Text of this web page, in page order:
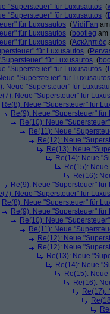
"Supersteuer" für Luxusautos (
"Supersteuer" für Luxusautos (
für Luxusautos (MidiFan
für Luxusautos (bootleg am
für Luxusautos (Ἀσκληπιός
für Luxusautos (
für Luxusautos (
"Supersteuer" für Luxusautos (
"Supersteuer" für Luxusautos
Neue "Supersteuer" für
Neue "Supersteuer" für
Re(8): Neue "Supersteuer" für
Re(9): Neue "Supersteuer" für
Re(10): Neue
Re(11): Neue
Re(12): Neue
Re(13): Neue
Re(14): Neue
Re(15):
Re(16):
Re(9): Neue "Supersteuer" für
Neue "Supersteuer" für
Re(8): Neue "Supersteuer" für
Re(9): Neue "Supersteuer" für
Re(10): Neue
Re(11): Neue
Re(12): Neue
Re(12): Neue
Re(13): Neue
Re(14): Neue
Re(15):
Re(16):
Re(17):